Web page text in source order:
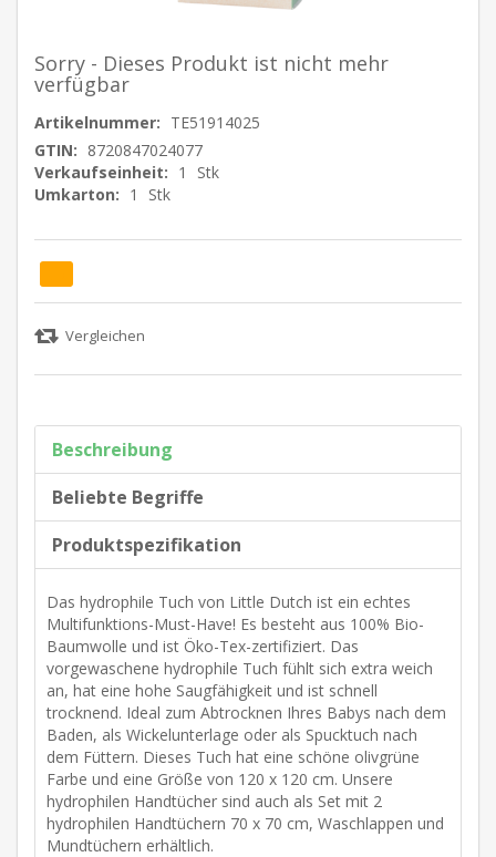
Sorry - Dieses Produkt ist nicht mehr
verfügbar
Artikelnummer: TE51914025
GTIN: 8720847024077
Verkaufseinheit: 1
Stk
Umkarton: 1 Stk
Beschreibung
Beliebte Begriffe
Produktspezifikation
Das hydrophile Tuch von Little Dutch ist ein echtes
Multifunktions-Must-Have! Es besteht aus 100% Bio-
Baumwolle und ist Öko-Tex-zertifiziert. Das
vorgewaschene hydrophile Tuch fühlt sich extra weich
an, hat eine hohe Saugfähigkeit und ist schnell
trocknend. Ideal zum Abtrocknen Ihres Babys nach dem
Baden, als Wickelunterlage oder als Spucktuch nach
dem Füttern. Dieses Tuch hat eine schöne olivgrüne
Farbe und eine Größe von 120 x 120 cm. Unsere
hydrophilen Handtücher sind auch als Set mit 2
hydrophilen Handtüchern 70 x 70 cm, Waschlappen und
Mundtüchern erhältlich.